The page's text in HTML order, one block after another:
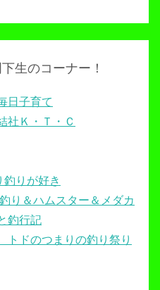
生のコーナー！
日子育て
社Ｋ・Ｔ・Ｃ
りが好き
り＆ハムスター＆メダカ
釣行記
トドのつまりの釣り祭り